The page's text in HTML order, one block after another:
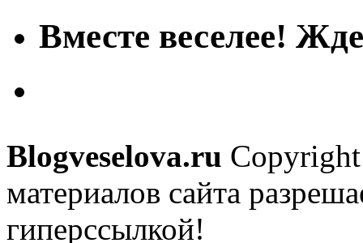
Вместе веселее!
Blogveselova.ru
материалов сайта
гиперссылкой!